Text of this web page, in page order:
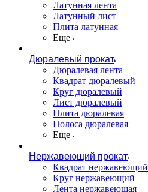
Латунная лента
Латунный лист
Плита латунная
Еще
Дюралевый прокат
Дюралевая лента
Квадрат дюралевый
Круг дюралевый
Лист дюралевый
Плита дюралевая
Полоса дюралевая
Еще
Нержавеющий прокат
Квадрат нержавеющий
Круг нержавеющий
Лента нержавеющая